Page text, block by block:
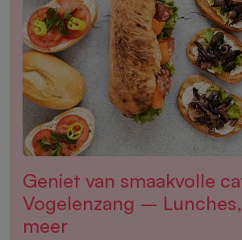
Geniet van smaakvolle
Vogelenzang –
meer